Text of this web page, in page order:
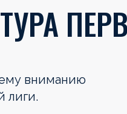
вниманию
лиги.